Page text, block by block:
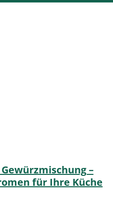
–
für Ihre Küche